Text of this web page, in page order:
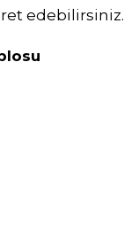
edebilirsiniz.